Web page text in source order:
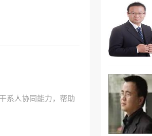
系人协同能力，帮助